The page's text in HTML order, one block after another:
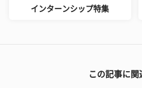
インターンシップ特集
この記事に関